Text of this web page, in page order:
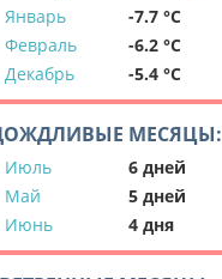
Январь
-7.7 °C
Февраль
-6.2 °C
Декабрь
-5.4 °C
МЕСЯЦЫ:
Июль
6 дней
Май
5 дней
Июнь
4 дня